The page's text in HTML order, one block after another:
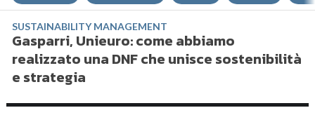
SUSTAINABILITY MANAGEMENT
Gasparri, Unieuro: come abbiamo
realizzato una DNF che unisce sostenibilità
e strategia